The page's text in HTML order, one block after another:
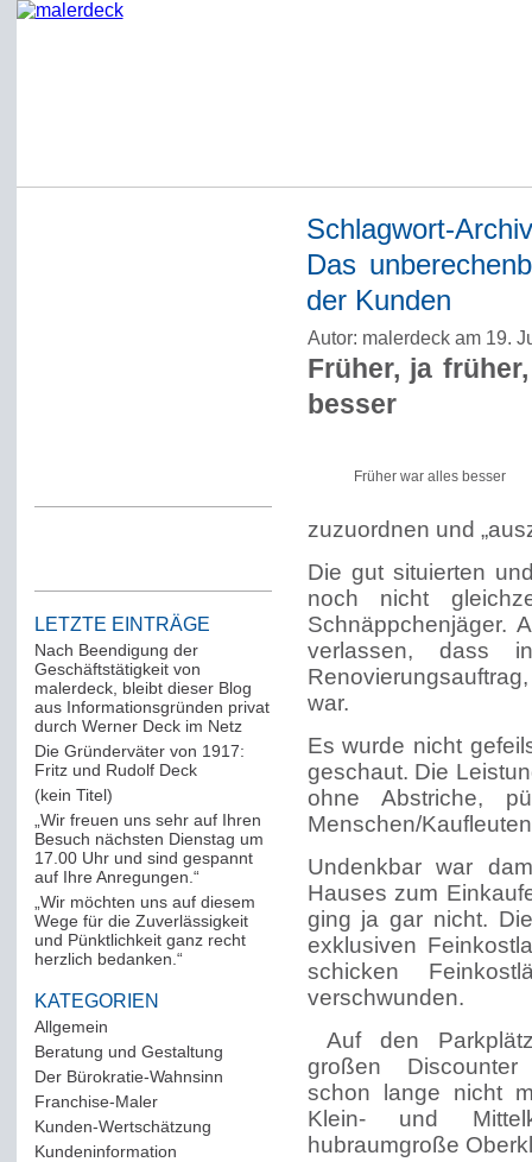
LETZTE EINTRÄGE
Nach Beendigung der
Geschäftstätigkeit von
malerdeck, bleibt dieser Blog
aus Informationsgründen privat
durch Werner Deck im Netz
Die Gründerväter von 1917:
Fritz und Rudolf Deck
(kein Titel)
„Wir freuen uns sehr auf Ihren
Besuch nächsten Dienstag um
17.00 Uhr und sind gespannt
auf Ihre Anregungen.“
„Wir möchten uns auf diesem
Wege für die Zuverlässigkeit
und Pünktlichkeit ganz recht
herzlich bedanken.“
KATEGORIEN
Allgemein
Beratung und Gestaltung
Der Bürokratie-Wahnsinn
Franchise-Maler(42)
Kunden-Wertschätzung
Kundeninformation
Schlagwort-
Das
der Kunden
Autor: malerdeck am 19.
Früher, ja
besser
Früher war alles besser
zuzuordnen und
Die gut situierten
noch nicht
Schnäppchenjäger.
verlassen, dass
war.
Es wurde nicht
geschaut. Die
ohne Abstriche,
Menschen/
Undenkbar war
Hauses zum
ging ja gar nicht.
exklusiven
schicken
verschwunden.
Auf den
großen Discounter
schon lange nicht
Klein- und
hubraumgroße